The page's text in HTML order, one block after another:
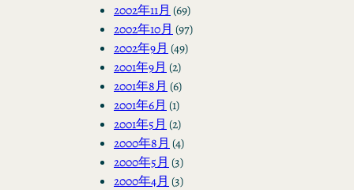
2002年11月 (69)
2002年10月 (97)
2002年9月 (49)
2001年9月 (2)
2001年8月 (6)
2001年6月 (1)
2001年5月 (2)
2000年8月 (4)
2000年5月 (3)
2000年4月 (3)